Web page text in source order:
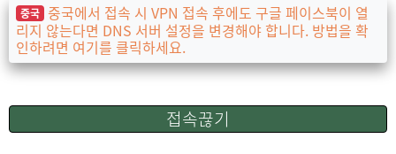
중국 중국에서 접속 시 VPN 접속 후에도 구글 페이스북이 열
리지 않는다면 DNS 서버 설정을 변경해야 합니다. 방법을 확
인하려면 여기를 클릭하세요.
접속끊기